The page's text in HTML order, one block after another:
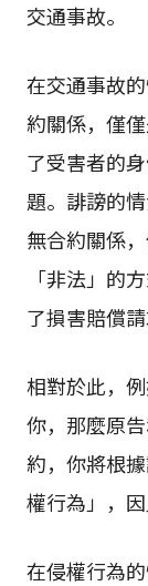
交通事故。
在交通事故
約關係，僅
了受害者的
題。誹謗的
無合約關係
「非法」的
了損害賠償請
相對於此，
你，那麼原
約，你將根
權行為」，
在侵權行為